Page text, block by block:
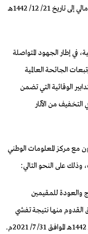
والعودة، وذلك آليًا من دون رسوم أو مقابل مالي إلى تاريخ 21/ 12/ 1442هـ
في إطار الجهود المتواصلة
الجائحة العالمية
الوقائية التي تضمن
التخفيف من الآثار
مع مركز المعلومات الوطني
وذلك على النحو التالي:
والعودة للمقيمين
القدوم منها نتيجة تفشي